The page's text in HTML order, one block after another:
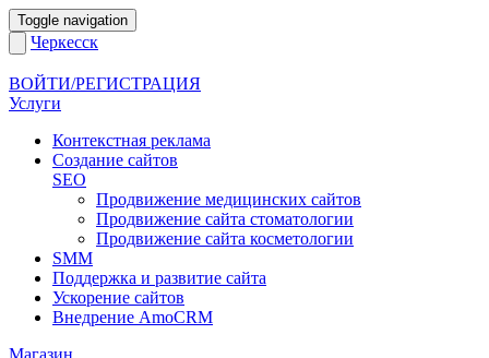
Toggle navigation
Черкесск
ВОЙТИ/РЕГИСТРАЦИЯ
Услуги
Контекстная реклама
Создание сайтов
SEO
Продвижение медицинских сайтов
Продвижение сайта стоматологии
Продвижение сайта косметологии
SMM
Поддержка и развитие сайта
Ускорение сайтов
Внедрение AmoCRM
Магазин